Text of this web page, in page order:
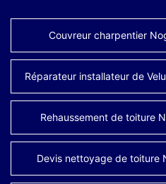
Couvreur charpentier
Réparateur installateur de
Rehaussement de toiture
Devis nettoyage de toiture